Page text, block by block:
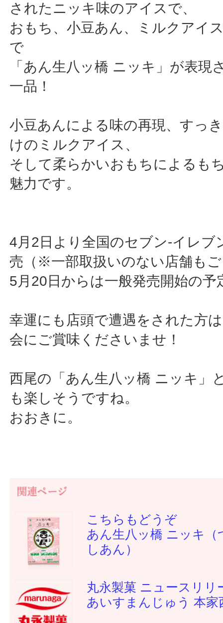
されたニッキ味のアイスで、
おもち、小豆あん、ミルクアイ
で
「あん生八ッ橋 ニッキ」が表現
一品！
小豆あんによる味の再現、すっ
けのミルクアイス、
そして柔らかいおもちによるも
魅力です。
4月2日より全国のセブン-イレブ
売（※一部取扱いのない店舗も
5月20日からは一般発売開始の予
幸運にも店頭で遭遇をされた方
会にご賞味くださいませ！
西尾の「あん生八ッ橋 ニッキ」
も楽しそうですね。
おおきに。
こちらもどうぞ
あん生八ッ橋 ニッキ（
しあん）
丸永製菓 ニュースリリ
あいすまんじゅう 本家